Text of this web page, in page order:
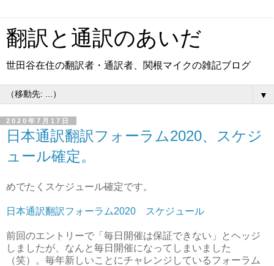
翻訳と通訳のあいだ
世田谷在住の翻訳者・通訳者、関根マイクの雑記ブログ
▼
2020年7月17日
日本通訳翻訳フォーラム2020、スケジ
ュール確定。
めでたくスケジュール確定です。
日本通訳翻訳フォーラム2020 スケジュール
前回のエントリーで「毎日開催は保証できない」とヘッジ
しましたが、なんと毎日開催になってしまいました
（笑）。毎年新しいことにチャレンジしているフォーラム